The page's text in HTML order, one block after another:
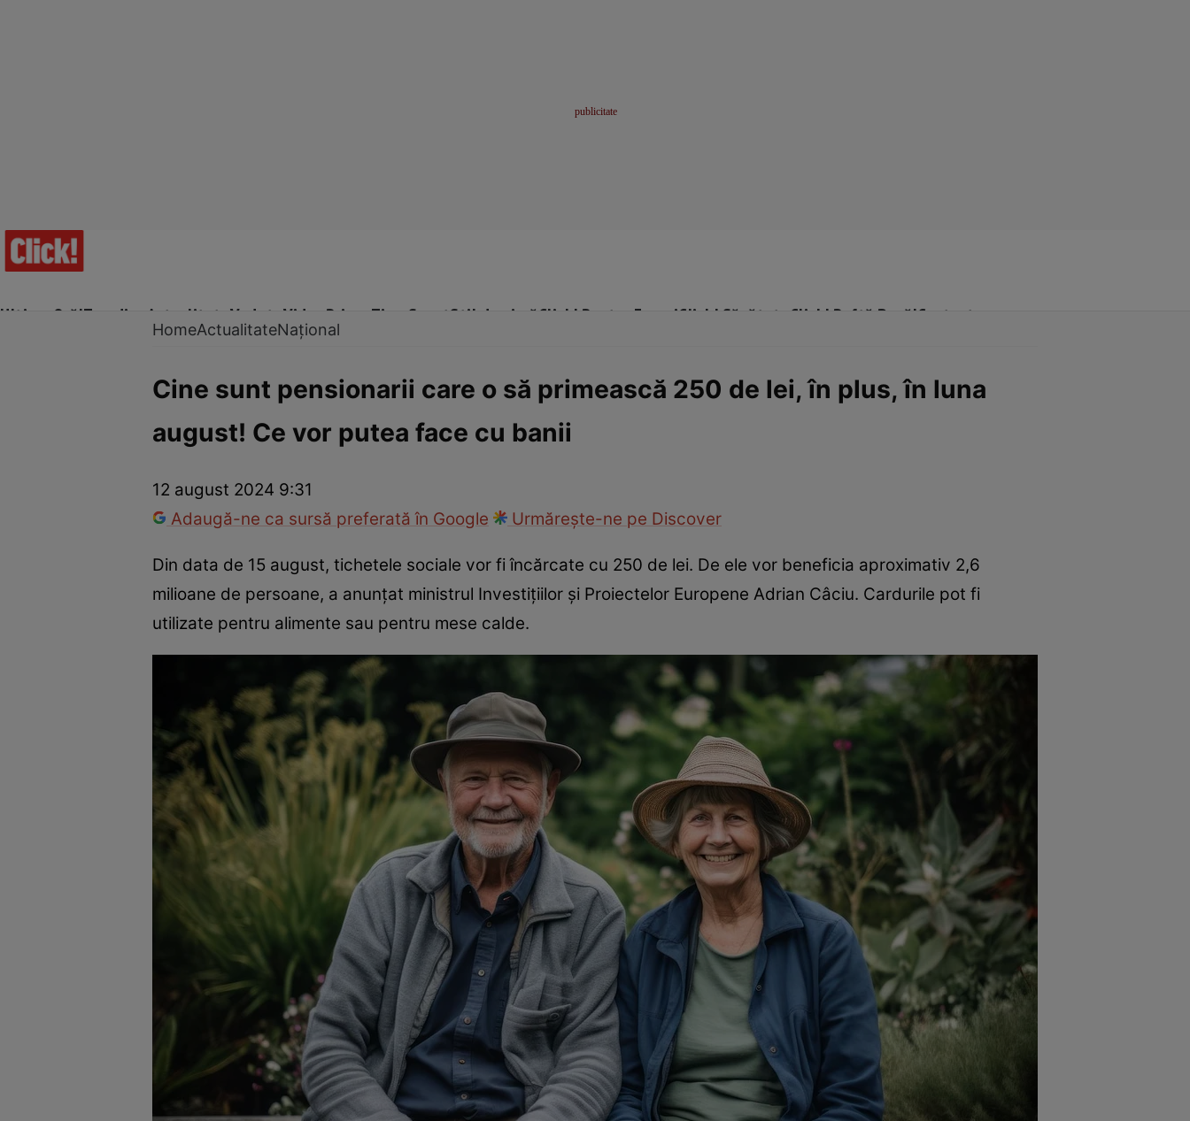
Ultima Oră!Trending Actualitate Vedete Video Prime Time SportStil de viațăClick! Pentru FemeiClick! Sănătate Click! Poftă Bună!Contact
Internațional Fapt divers Tehnologie Național Sport
HomeActualitateNațional
Cine sunt pensionarii care o să primească 250 de lei, în plus, în luna
august! Ce vor putea face cu banii
12 august 2024 9:31
Adaugă-ne ca sursă preferată în Google
Urmărește-ne pe Discover
Din data de 15 august, tichetele sociale vor fi încărcate cu 250 de lei. De ele vor beneficia aproximativ 2,6
milioane de persoane, a anunțat ministrul Investițiilor și Proiectelor Europene Adrian Câciu. Cardurile pot fi
utilizate pentru alimente sau pentru mese calde.